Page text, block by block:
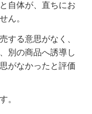
自体が、直ちにお
ん。
する意思がなく、
別の商品へ誘導し
がなかったと評価
。